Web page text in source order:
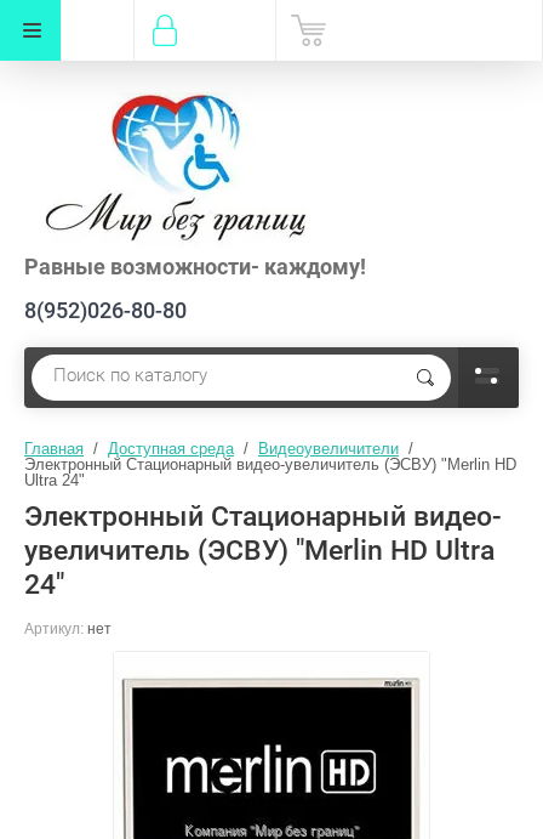
Равные возможности- каждому!
8(952)026-80-80
Главная
  /
Доступная среда
  /
Видеоувеличители
  /
Электронный Стационарный видео-увеличитель (ЭСВУ) "Merlin HD
Ultra 24"
Электронный Стационарный видео-
увеличитель (ЭСВУ) "Merlin HD Ultra
24"
Артикул: нет